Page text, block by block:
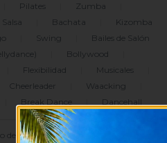
Pilates Zumba
Salsa Bachata
Kizomba
Swing
Bailes de Salón
Bollywood
Flexibilidad Musicales
Cheerleader Waacking
Break Dance Dancehall
de Cookies |